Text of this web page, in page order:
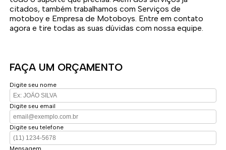
citados, também trabalhamos com Serviços de
motoboy e Empresa de Motoboys. Entre em contato
agora e tire todas as suas dúvidas com nossa equipe.
FAÇA UM ORÇAMENTO
Digite seu nome
Digite seu email
Digite seu telefone
Mensagem